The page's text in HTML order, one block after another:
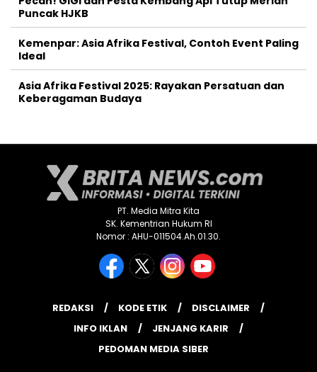
Puncak HJKB
Kemenpar: Asia Afrika Festival, Contoh Event Paling
Ideal
Asia Afrika Festival 2025: Rayakan Persatuan dan
Keberagaman Budaya
PT. Media Mitra Kita
SK. Kementrian Hukum RI
Nomor : AHU-011504.Ah.01.30.
REDAKSI KODE ETIK
DISCLAIMER
INFO IKLAN
JENJANG KARIR
PEDOMAN MEDIA SIBER